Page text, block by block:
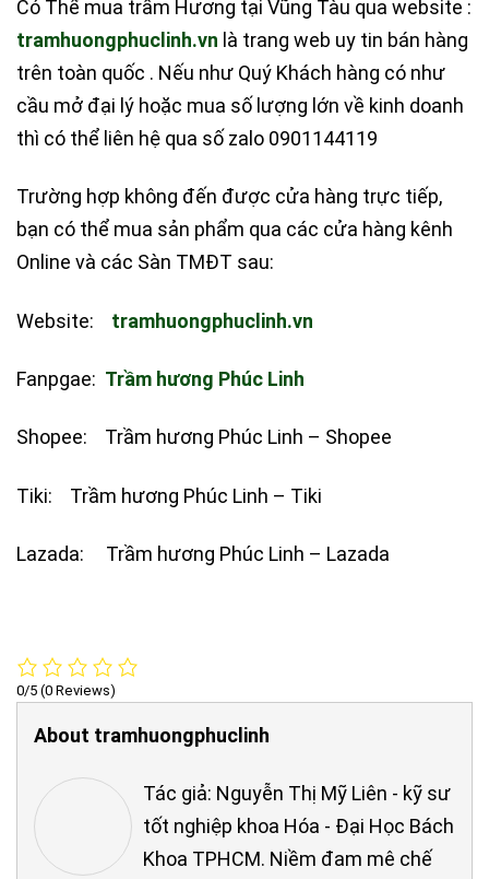
Có Thể mua trầm Hương tại Vũng Tàu qua website :
tramhuongphuclinh.vn là trang web uy tin bán hàng
trên toàn quốc . Nếu như Quý Khách hàng có như
cầu mở đại lý hoặc mua số lượng lớn về kinh doanh
thì có thể liên hệ qua số zalo 0901144119
Trường hợp không đến được cửa hàng trực tiếp,
bạn có thể mua sản phẩm qua các cửa hàng kênh
Online và các Sàn TMĐT sau:
Website: tramhuongphuclinh.vn
Fanpgae: Trầm hương Phúc Linh
Shopee: Trầm hương Phúc Linh – Shopee
Tiki: Trầm hương Phúc Linh – Tiki
Lazada: Trầm hương Phúc Linh – Lazada
0/5 (0 Reviews)
About tramhuongphuclinh
Tác giả: Nguyễn Thị Mỹ Liên - kỹ sư
tốt nghiệp khoa Hóa - Đại Học Bách
Khoa TPHCM. Niềm đam mê chế